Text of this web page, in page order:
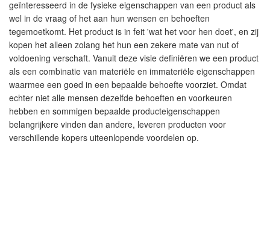
geïnteresseerd in de fysieke eigenschappen van een product als
wel in de vraag of het aan hun wensen en behoeften
tegemoetkomt. Het product is in feit 'wat het voor hen doet', en zij
kopen het alleen zolang het hun een zekere mate van nut of
voldoening verschaft. Vanuit deze visie definiëren we een product
als een combinatie van materiële en immateriële eigenschappen
waarmee een goed in een bepaalde behoefte voorziet. Omdat
echter niet alle mensen dezelfde behoeften en voorkeuren
hebben en sommigen bepaalde producteigenschappen
belangrijkere vinden dan andere, leveren producten voor
verschillende kopers uiteenlopende voordelen op.